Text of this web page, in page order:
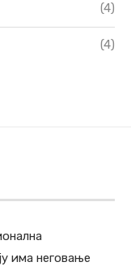
(4)
(4)
има неговање